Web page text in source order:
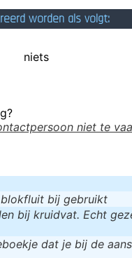
werd nooit teruggevonden
worden als volgt:
niets
niet te
bij gebruikt
bij kruidvat. Echt
dat je bij de